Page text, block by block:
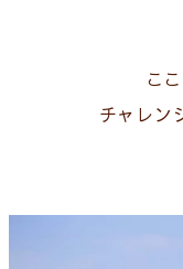
こ
チャレン